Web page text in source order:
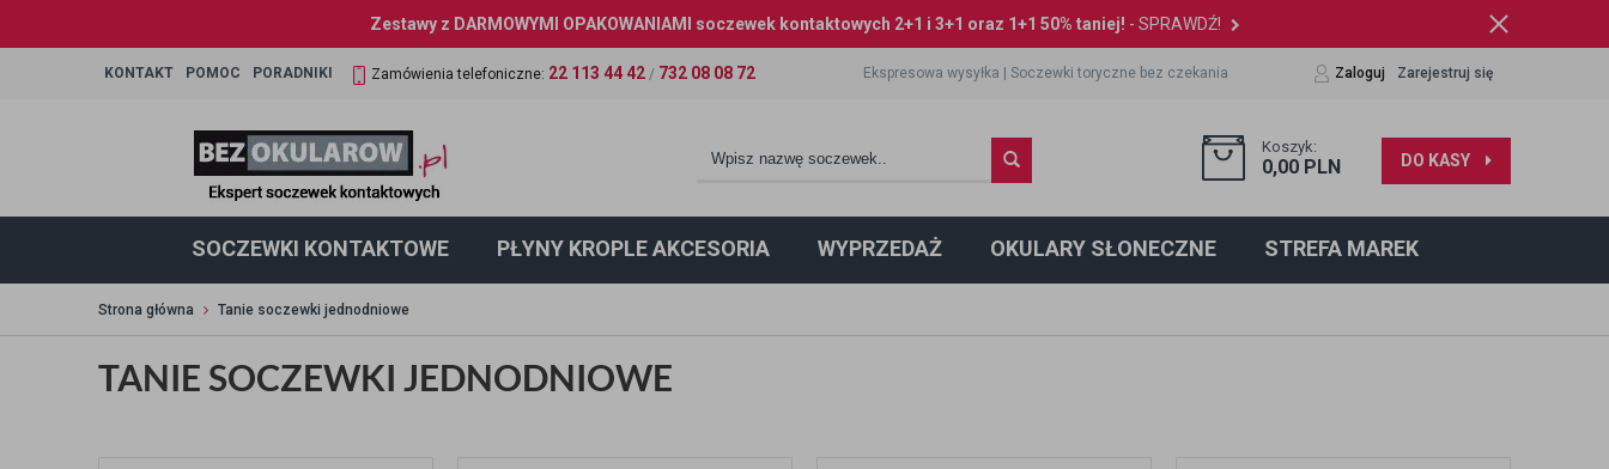
Zestawy z DARMOWYMI OPAKOWANIAMI soczewek kontaktowych 2+1 i 3+1 oraz 1+1 50% taniej! - SPRAWDŹ!
KONTAKT POMOC PORADNIKI Zamówienia telefoniczne: 22 113 44 42 / 732 08 08 72 Ekspresowa wysyłka |Soczewki toryczne bez czekania Zaloguj Zarejestruj się
Koszyk:
0,00 PLN DO KASY
SOCZEWKI KONTAKTOWE PŁYNY KROPLE AKCESORIA WYPRZEDAŻ OKULARY SŁONECZNE STREFA MAREK
Strona główna Tanie soczewki jednodniowe
TANIE SOCZEWKI JEDNODNIOWE